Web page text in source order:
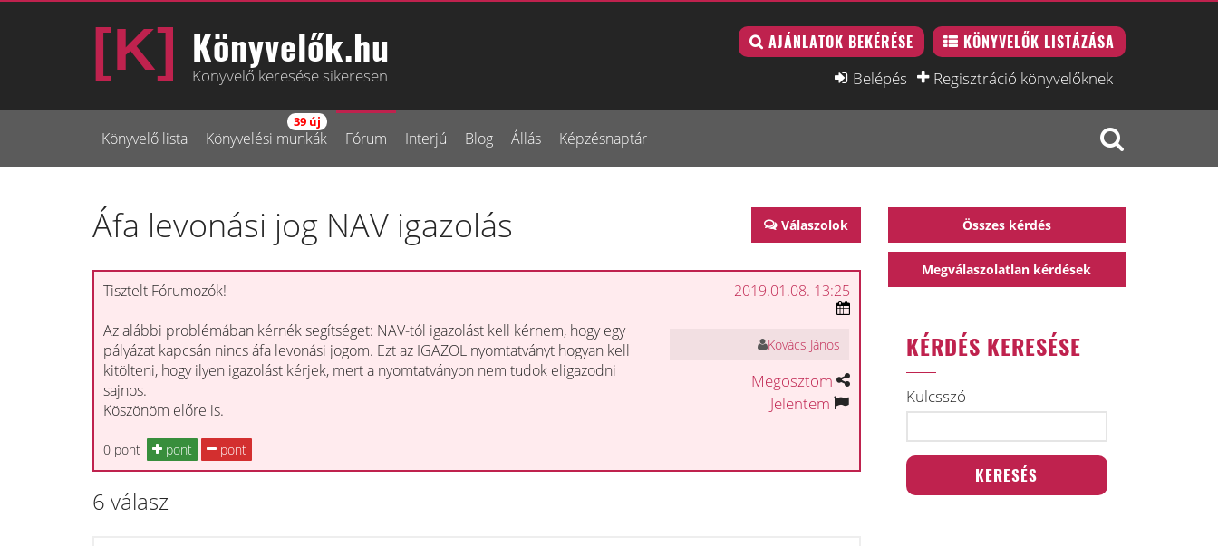
Könyvelők.hu
Könyvelő keresése sikeresen
AJÁNLATOK BEKÉRÉSE KÖNYVELŐK LISTÁZÁSA
Belépés Regisztráció könyvelőknek
Könyvelő lista Könyvelési munkák
39 új
Fórum Interjú Blog Állás Képzésnaptár
Válaszolok
Áfa levonási jog NAV igazolás
Tisztelt Fórumozók!
Az alábbi problémában kérnék segítséget: NAV-tól igazolást kell kérnem, hogy egy
pályázat kapcsán nincs áfa levonási jogom. Ezt az IGAZOL nyomtatványt hogyan kell
kitölteni, hogy ilyen igazolást kérjek, mert a nyomtatványon nem tudok eligazodni
sajnos.
Köszönöm előre is.
0 pont pont pont
2019.01.08. 13:25
Kovács János
Megosztom
Jelentem
6 válasz
Összes kérdés
Megválaszolatlan kérdések
KÉRDÉS KERESÉSE
Kulcsszó